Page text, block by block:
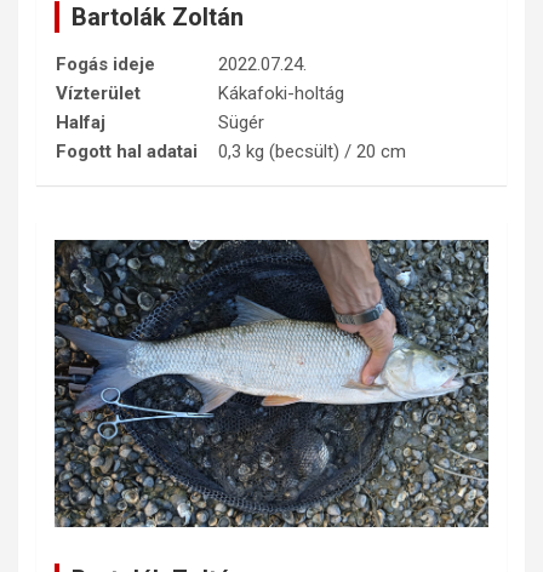
Bartolák Zoltán
Fogás ideje
2022.07.24.
Vízterület
Kákafoki-holtág
Halfaj
Sügér
Fogott hal adatai
0,3 kg (becsült) / 20 cm